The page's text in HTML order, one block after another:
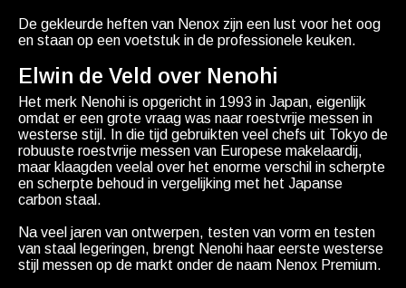
De gekleurde heften van Nenox zijn een lust voor het oog
en staan op een voetstuk in de professionele keuken.
Elwin de Veld over Nenohi
Het merk Nenohi is opgericht in 1993 in Japan, eigenlijk
omdat er een grote vraag was naar roestvrije messen in
westerse stijl. In die tijd gebruikten veel chefs uit Tokyo de
robuuste roestvrije messen van Europese makelaardij,
maar klaagden veelal over het enorme verschil in scherpte
en scherpte behoud in vergelijking met het Japanse
carbon staal.
Na veel jaren van ontwerpen, testen van vorm en testen
van staal legeringen, brengt Nenohi haar eerste westerse
stijl messen op de markt onder de naam Nenox Premium.